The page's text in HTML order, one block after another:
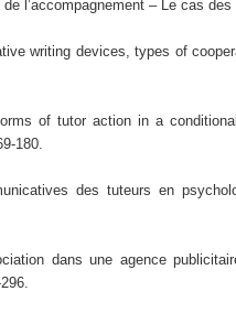
l’accompagnement – Le cas
writing devices, types of
of tutor action in a
180.
des tuteurs en
dans une agence